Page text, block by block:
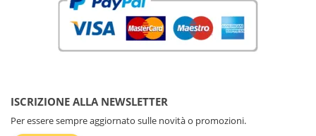
ISCRIZIONE ALLA NEWSLETTER
Per essere sempre aggiornato sulle novità o promozioni.